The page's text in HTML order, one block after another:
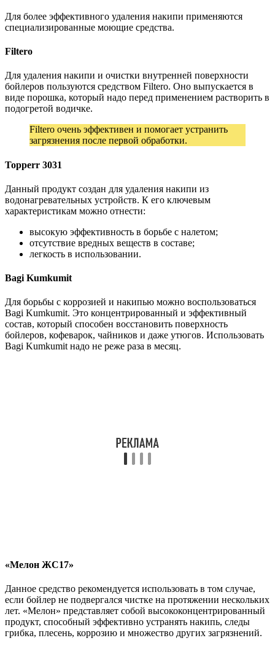
Для более эффективного удаления накипи применяются
специализированные моющие средства.
Filtero
Для удаления накипи и очистки внутренней поверхности
бойлеров пользуются средством Filtero. Оно выпускается в
виде порошка, который надо перед применением растворить в
подогретой водичке.
Filtero очень эффективен и помогает устранить
загрязнения после первой обработки.
Topperr 3031
Данный продукт создан для удаления накипи из
водонагревательных устройств. К его ключевым
характеристикам можно отнести:
высокую эффективность в борьбе с налетом;
отсутствие вредных веществ в составе;
легкость в использовании.
Bagi Kumkumit
Для борьбы с коррозией и накипью можно воспользоваться
Bagi Kumkumit. Это концентрированный и эффективный
состав, который способен восстановить поверхность
бойлеров, кофеварок, чайников и даже утюгов. Использовать
Bagi Kumkumit надо не реже раза в месяц.
«Мелон ЖС17»
Данное средство рекомендуется использовать в том случае,
если бойлер не подвергался чистке на протяжении нескольких
лет. «Мелон» представляет собой высококонцентрированный
продукт, способный эффективно устранять накипь, следы
грибка, плесень, коррозию и множество других загрязнений.